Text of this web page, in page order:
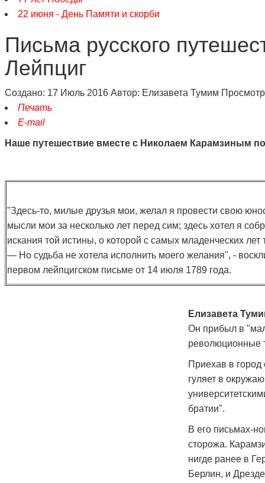
22 июня - День Памяти и скорби
Письма русского
Лейпциг
Создано: 17 Июль 2016 Автор: Елизавета Тумим
Печать
E-mail
Наше путешествие вместе с Николаем Карамзиным
"Здесь-то, милые друзья мои, желал я провести свою
мысли мои за несколько лет перед сим; здесь хотел я
искания той истины, о которой с самых младенческих лет
— Но судьба не хотела исполнить моего желания", -
первом лейпцигском письме от 14 июля 1789 года.
Елизавета
Он прибыл в
революционные
Приехав в
гуляет в
братии".
В его письмах-
сторожа.
нигде ранее в
Берлин, и